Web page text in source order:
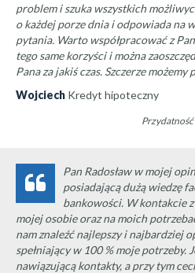
problem i szuka wszystkich
o każdej porze dnia i odpowiada na
pytania. Warto współpracować z
tego same korzyści i można
Pana za jakiś czas. Szczerze
Wojciech Kredyt hipoteczny
Pan Radosław w mojej
posiadającą dużą wiedzę
bankowości. W kontakcie
mojej osobie oraz na moich
nam znaleźć najlepszy i najbardziej
spełniający w 100 % moje potrzeby.
nawiązującą kontakty, a przy tym